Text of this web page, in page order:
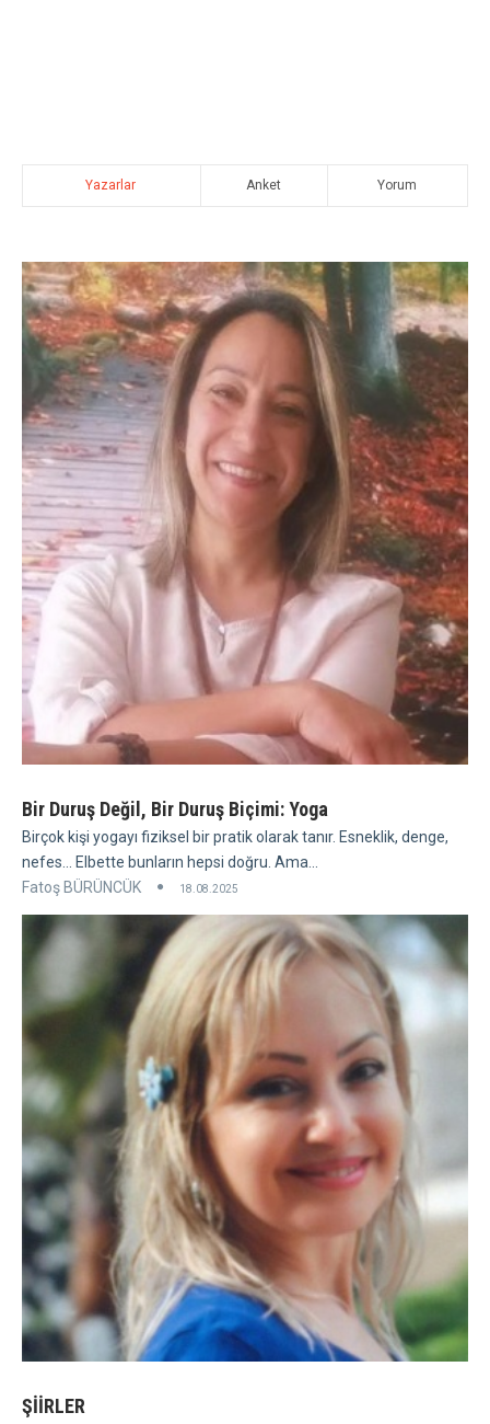
Yazarlar Anket Yorum
Bir Duruş Değil, Bir Duruş Biçimi: Yoga
Birçok kişi yogayı fiziksel bir pratik olarak tanır. Esneklik, denge,
nefes... Elbette bunların hepsi doğru. Ama...
Fatoş BÜRÜNCÜK
18.08.2025
ŞİİRLER